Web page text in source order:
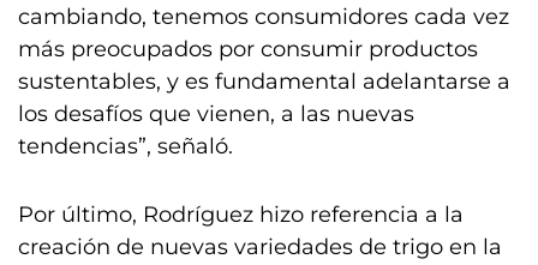
cambiando, tenemos consumidores cada vez
más preocupados por consumir productos
sustentables, y es fundamental adelantarse a
los desafíos que vienen, a las nuevas
tendencias”, señaló.
Por último, Rodríguez hizo referencia a la
creación de nuevas variedades de trigo en la